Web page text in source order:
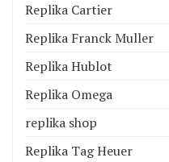
Replika Cartier
Replika Franck Muller
Replika Hublot
Replika Omega
replika shop
Replika Tag Heuer